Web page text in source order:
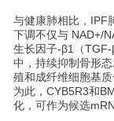
与健康肺相比，IPF
下调不仅与 NAD+/
生长因子-β1（
中，持续抑制骨形
殖和成纤维细胞基
为此，CYB5R3和
化，可作为候选